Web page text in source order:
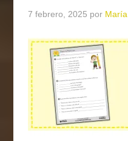
7 febrero, 2025 por María